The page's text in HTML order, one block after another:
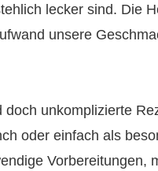
lecker sind. Die
unsere
unkomplizierte
oder einfach als
Vorbereitungen,